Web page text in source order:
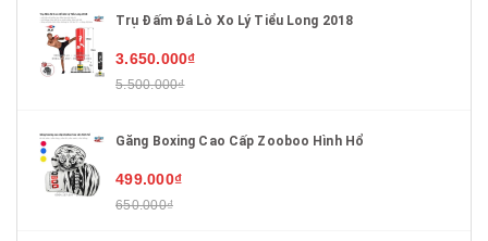
Trụ Đấm Đá Lò Xo Lý Tiểu Long 2018
3.650.000₫
5.500.000₫
Găng Boxing Cao Cấp Zooboo Hình Hổ
499.000₫
650.000₫